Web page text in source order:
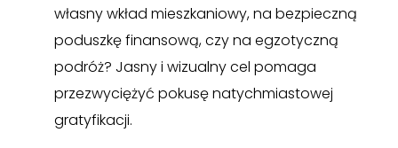
własny wkład mieszkaniowy, na bezpieczną
poduszkę finansową, czy na egzotyczną
podróż? Jasny i wizualny cel pomaga
przezwyciężyć pokusę natychmiastowej
gratyfikacji.